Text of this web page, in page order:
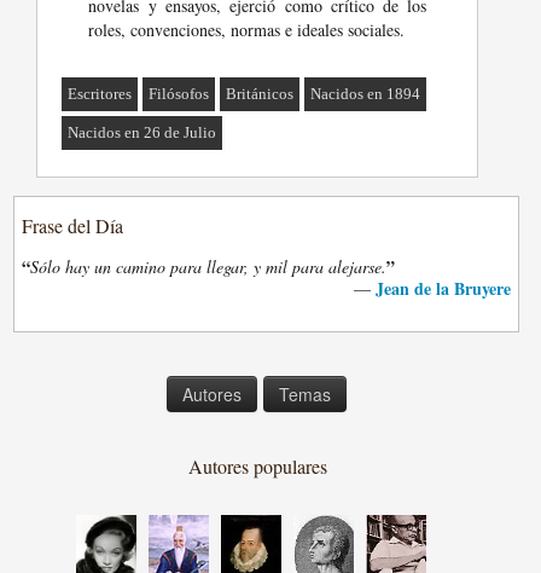
novelas y ensayos, ejerció como crítico de los
roles, convenciones, normas e ideales sociales.
Escritores Filósofos Británicos Nacidos en 1894
Nacidos en 26 de Julio
Frase del Día
“Sólo hay un camino para llegar, y mil para alejarse.”
— Jean de la Bruyere
Autores Temas
Autores populares